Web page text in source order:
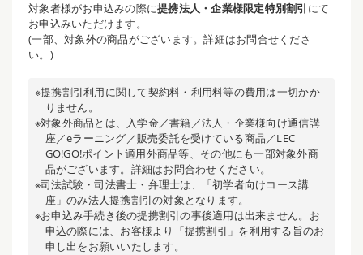
対象者様がお申込みの際に提携法人・企業様限定特別割引 にて
お申込みいただけます。
(一部、対象外の商品がございます。詳細はお問合せくださ
い。)
※提携割引利用に関して契約料・利用料等の費用は一切かか
りません。
※対象外商品とは、入学金／書籍／法人・企業様向け通信講
座／eラーニング／販売委託を受けている商品／LEC
GO!GO!ポイント適用外商品等、その他にも一部対象外商
品がございます。詳細はお問合わせください。
※司法試験・司法書士・弁理士は、「初学者向けコース講
座」のみ法人提携割引の対象となります。
※お申込み手続き後の提携割引の事後適用は出来ません。お
申込の際には、お客様より「提携割引」を利用する旨のお
申し出をお願いいたします。